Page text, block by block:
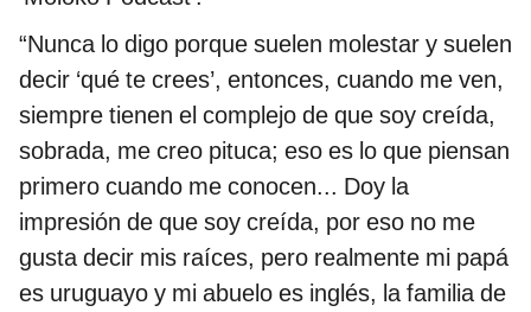
“Nunca lo digo porque suelen molestar y suelen
decir ‘qué te crees’, entonces, cuando me ven,
siempre tienen el complejo de que soy creída,
sobrada, me creo pituca; eso es lo que piensan
primero cuando me conocen... Doy la
impresión de que soy creída, por eso no me
gusta decir mis raíces, pero realmente mi papá
es uruguayo y mi abuelo es inglés, la familia de